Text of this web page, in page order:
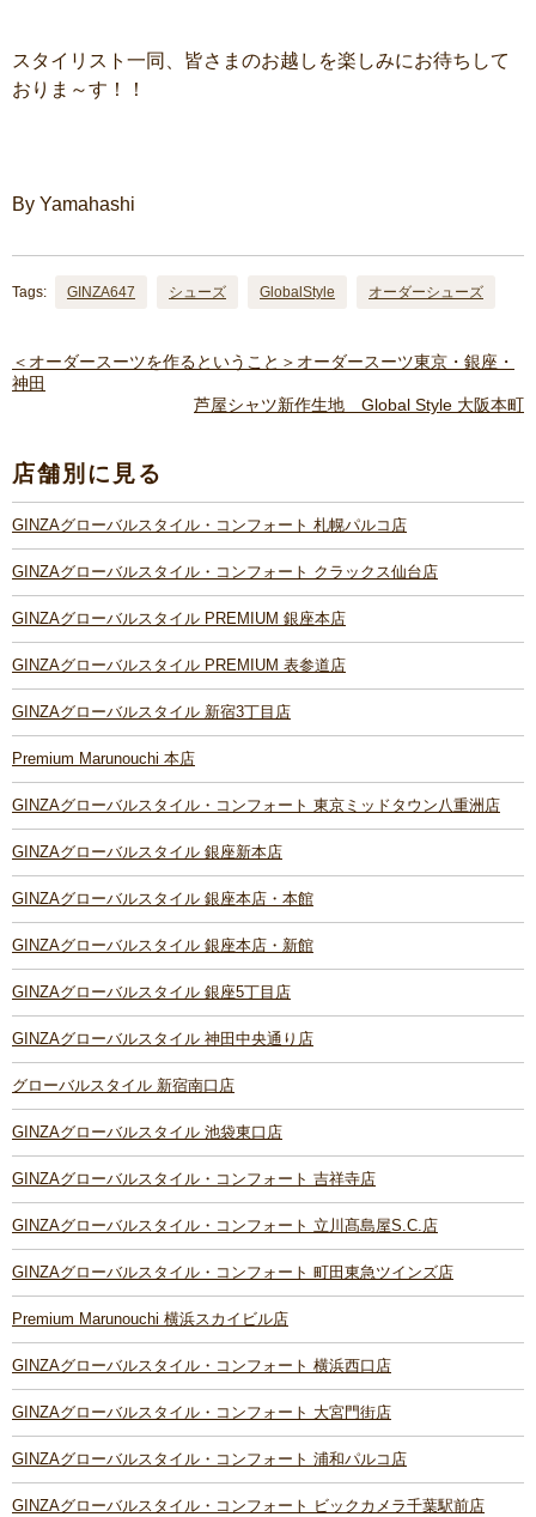
スタイリスト一同、皆さまのお越しを楽しみにお待ちして
おりま～す！！
By Yamahashi
Tags: GINZA647 シューズ GlobalStyle オーダーシューズ
＜オーダースーツを作るということ＞オーダースーツ東京・銀座・
神田
芦屋シャツ新作生地 Global Style 大阪本町
店舗別に見る
GINZAグローバルスタイル・コンフォート 札幌パルコ店
GINZAグローバルスタイル・コンフォート クラックス仙台店
GINZAグローバルスタイル PREMIUM 銀座本店
GINZAグローバルスタイル PREMIUM 表参道店
GINZAグローバルスタイル 新宿3丁目店
Premium Marunouchi 本店
GINZAグローバルスタイル・コンフォート 東京ミッドタウン八重洲店
GINZAグローバルスタイル 銀座新本店
GINZAグローバルスタイル 銀座本店・本館
GINZAグローバルスタイル 銀座本店・新館
GINZAグローバルスタイル 銀座5丁目店
GINZAグローバルスタイル 神田中央通り店
グローバルスタイル 新宿南口店
GINZAグローバルスタイル 池袋東口店
GINZAグローバルスタイル・コンフォート 吉祥寺店
GINZAグローバルスタイル・コンフォート 立川髙島屋S.C.店
GINZAグローバルスタイル・コンフォート 町田東急ツインズ店
Premium Marunouchi 横浜スカイビル店
GINZAグローバルスタイル・コンフォート 横浜西口店
GINZAグローバルスタイル・コンフォート 大宮門街店
GINZAグローバルスタイル・コンフォート 浦和パルコ店
GINZAグローバルスタイル・コンフォート ビックカメラ千葉駅前店